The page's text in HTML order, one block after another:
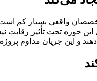
واقعی بسیار کم
این حوزه تحت تأثیر
و این جریان مداوم